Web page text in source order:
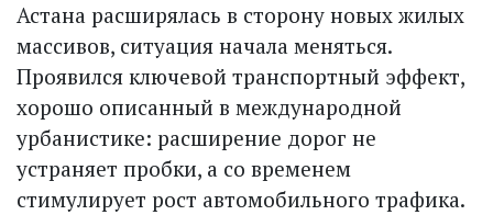
Астана расширялась в сторону новых жилых
массивов, ситуация начала меняться.
Проявился ключевой транспортный эффект,
хорошо описанный в международной
урбанистике: расширение дорог не
устраняет пробки, а со временем
стимулирует рост автомобильного трафика.